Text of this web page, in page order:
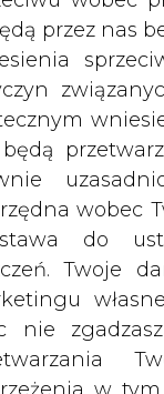
przez nas
wobec
do
Twoje
nie
i
LUBZEL a
latach jej